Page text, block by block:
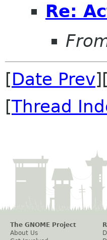
Re:
[Date Prev][
[Thread
The GNOME Project
About Us